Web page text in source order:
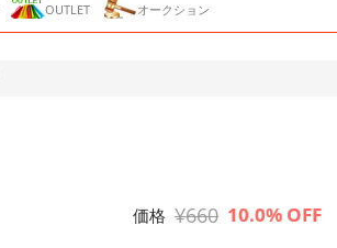
OUTLET オークション
価格 ¥660 10.0% OFF